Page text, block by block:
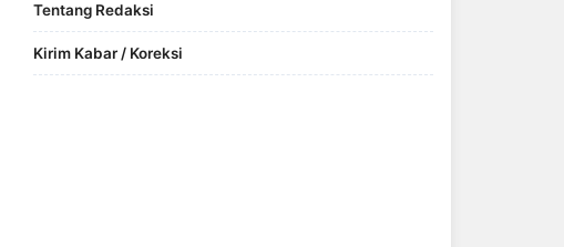
Tentang Redaksi
Kirim Kabar / Koreksi